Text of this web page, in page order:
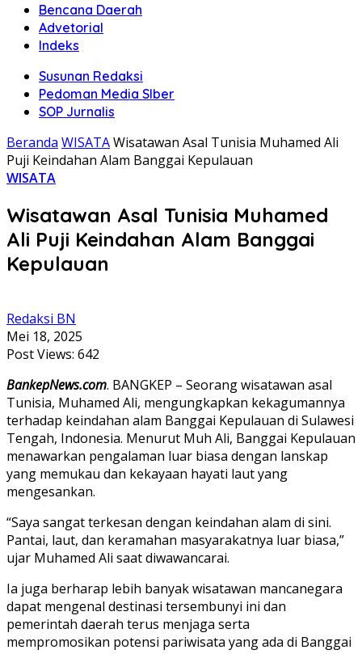
Bencana Daerah
Advetorial
Indeks
Susunan Redaksi
Pedoman Media SIber
SOP Jurnalis
Beranda WISATAWisatawan Asal Tunisia Muhamed Ali
Puji Keindahan Alam Banggai Kepulauan
WISATA
Wisatawan Asal Tunisia Muhamed
Ali Puji Keindahan Alam Banggai
Kepulauan
Redaksi BN
Mei 18, 2025
Post Views: 642
BankepNews.com. BANGKEP – Seorang wisatawan asal
Tunisia, Muhamed Ali, mengungkapkan kekagumannya
terhadap keindahan alam Banggai Kepulauan di Sulawesi
Tengah, Indonesia. Menurut Muh Ali, Banggai Kepulauan
menawarkan pengalaman luar biasa dengan lanskap
yang memukau dan kekayaan hayati laut yang
mengesankan.
“Saya sangat terkesan dengan keindahan alam di sini.
Pantai, laut, dan keramahan masyarakatnya luar biasa,”
ujar Muhamed Ali saat diwawancarai.
Ia juga berharap lebih banyak wisatawan mancanegara
dapat mengenal destinasi tersembunyi ini dan
pemerintah daerah terus menjaga serta
mempromosikan potensi pariwisata yang ada di Banggai